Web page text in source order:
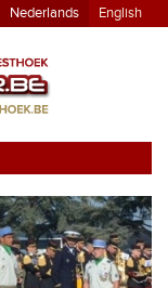
Nederlands English